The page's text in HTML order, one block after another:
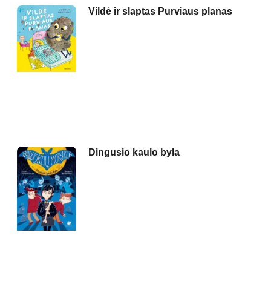
Vildė ir slaptas Purviaus planas
Dingusio kaulo byla